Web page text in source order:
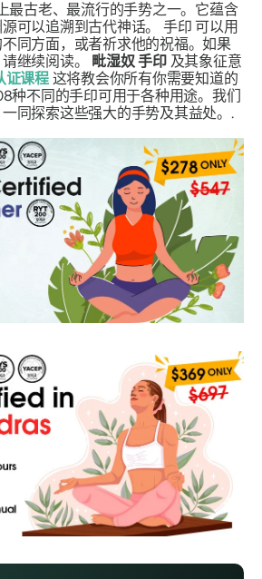
最古老、最流行的手势之一。它蕴含
可以追溯到古代神话。 手印 可以用
同方面，或者祈求他的祝福。如果
继续阅读。 毗湿奴手印及其象征意
证课程这将教会你所有你需要知道的
种不同的手印可用于各种用途。我们
同探索这些强大的手势及其益处。.